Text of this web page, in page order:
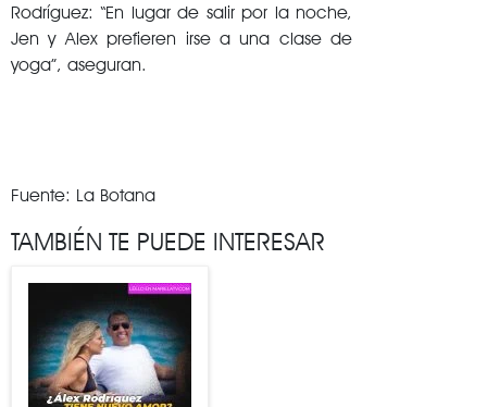
Rodríguez: “En lugar de salir por la noche,
Jen y Alex prefieren irse a una clase de
yoga”, aseguran.
Fuente: La Botana
TAMBIÉN TE PUEDE INTERESAR